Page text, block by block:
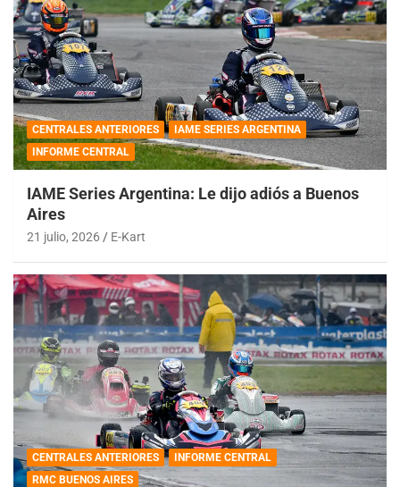
CENTRALES ANTERIORES
IAME SERIES ARGENTINA
INFORME CENTRAL
IAME Series Argentina: Le dijo adiós a Buenos
Aires
21 julio, 2026 E-Kart
CENTRALES ANTERIORES
INFORME CENTRAL
RMC BUENOS AIRES